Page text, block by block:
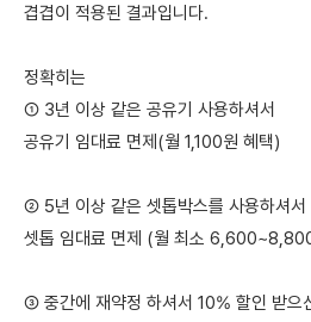
겹겹이 적용된 결과입니다.
정확히는
① 3년 이상 같은 공유기 사용하셔서
공유기 임대료 면제(월 1,100원 혜택)
② 5년 이상 같은 셋톱박스를 사용하셔서
셋톱 임대료 면제 (월 최소
③ 중간에 재약정 하셔서 10% 할인 받으